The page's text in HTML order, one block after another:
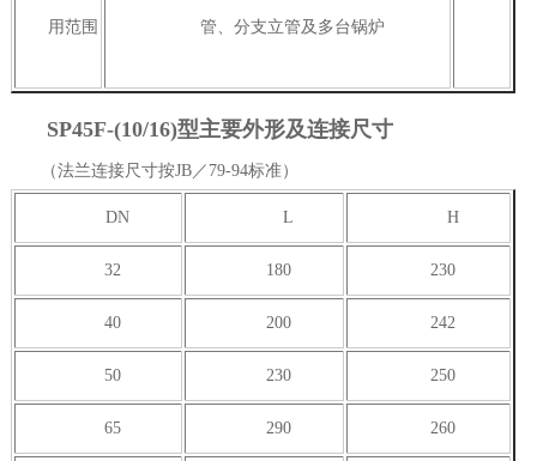
用范围
管、分支立管及多台锅炉
SP45F-(10/16)型主要外形及连接尺寸
（法兰连接尺寸按JB／79-94标准）
DN L H
32 180 230
40 200 242
50 230 250
65 290 260